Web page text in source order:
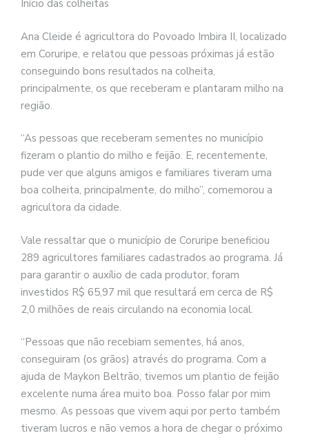
Início das colheitas
Ana Cleide é agricultora do Povoado Imbira II, localizado
em Coruripe, e relatou que pessoas próximas já estão
conseguindo bons resultados na colheita,
principalmente, os que receberam e plantaram milho na
região.
“As pessoas que receberam sementes no município
fizeram o plantio do milho e feijão. E, recentemente,
pude ver que alguns amigos e familiares tiveram uma
boa colheita, principalmente, do milho”, comemorou a
agricultora da cidade.
Vale ressaltar que o município de Coruripe beneficiou
289 agricultores familiares cadastrados ao programa. Já
para garantir o auxílio de cada produtor, foram
investidos R$ 65,97 mil que resultará em cerca de R$
2,0 milhões de reais circulando na economia local.
“Pessoas que não recebiam sementes, há anos,
conseguiram (os grãos) através do programa. Com a
ajuda de Maykon Beltrão, tivemos um plantio de feijão
excelente numa área muito boa. Posso falar por mim
mesmo. As pessoas que vivem aqui por perto também
tiveram lucros e não vemos a hora de chegar o próximo